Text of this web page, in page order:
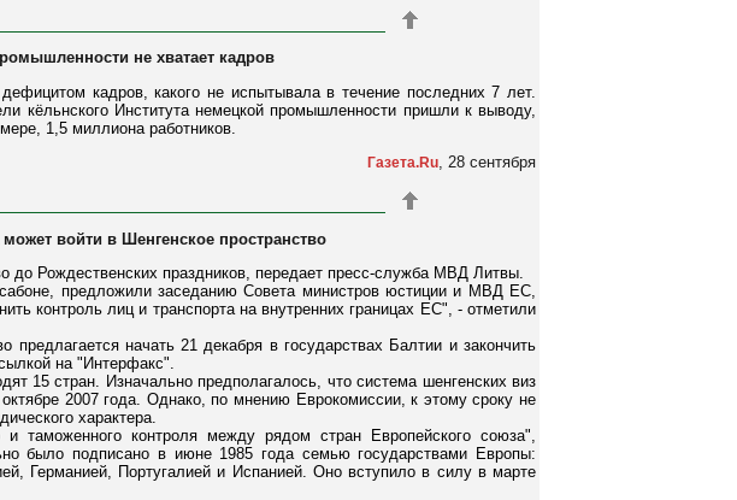
не хватает кадров
кадров, какого не испытывала в течение последних 7 лет.
кёльнского Института немецкой промышленности пришли к выводу,
1,5 миллиона работников.
Газета.Ru , 28 сентября
войти в Шенгенское пространство
до Рождественских праздников, передает пресс-служба МВД Литвы.
предложили заседанию Совета министров юстиции и МВД ЕС,
контроль лиц и транспорта на внутренних границах ЕС", - отметили
предлагается начать 21 декабря в государствах Балтии и закончить
на "Интерфакс".
15 стран. Изначально предполагалось, что система шенгенских виз
2007 года. Однако, по мнению Еврокомиссии, к этому сроку не
характера.
таможенного контроля между рядом стран Европейского союза",
было подписано в июне 1985 года семью государствами Европы:
Германией, Португалией и Испанией. Оно вступило в силу в марте